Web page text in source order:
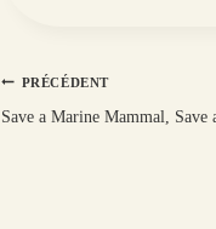
Navigation
de
PRÉCÉDENT
Save a Marine Mammal, Save